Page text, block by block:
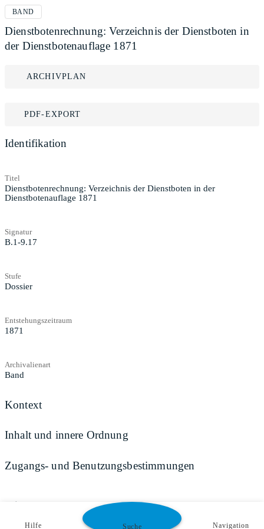
BAND
Dienstbotenrechnung: Verzeichnis der Dienstboten in
der Dienstbotenauflage 1871
ARCHIVPLAN
PDF-EXPORT
Identifikation
Titel
Dienstbotenrechnung: Verzeichnis der Dienstboten in der
Dienstbotenauflage 1871
Signatur
B.1-9.17
Stufe
Dossier
Entstehungszeitraum
1871
Archivalienart
Band
Kontext
Inhalt und innere Ordnung
Zugangs- und Benutzungsbestimmungen
Teilen
Hilfe Suche Navigation